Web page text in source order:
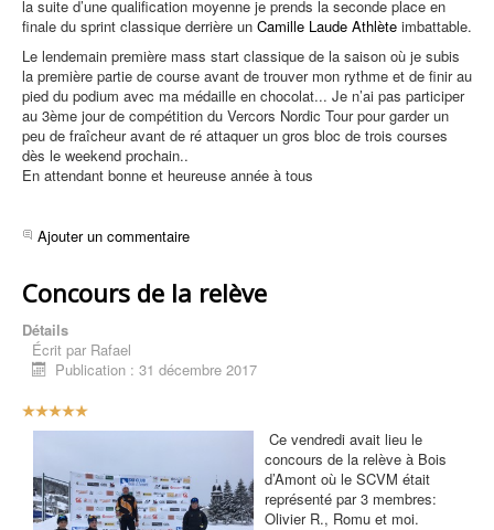
la suite d’une qualification moyenne je prends la seconde place en
finale du sprint classique derrière un Camille Laude Athlète imbattable.
Le lendemain première mass start classique de la saison où je subis
la première partie de course avant de trouver mon rythme et de finir au
pied du podium avec ma médaille en chocolat... Je n’ai pas participer
au 3ème jour de compétition du Vercors Nordic Tour pour garder un
peu de fraîcheur avant de ré attaquer un gros bloc de trois courses
dès le weekend prochain..
En attendant bonne et heureuse année à tous
Ajouter un commentaire
Concours de la relève
Détails
Écrit par Rafael
Publication : 31 décembre 2017
V
Ce vendredi avait lieu le
concours de la relève à Bois
d’Amont où le SCVM était
représenté par 3 membres:
Olivier R., Romu et moi.